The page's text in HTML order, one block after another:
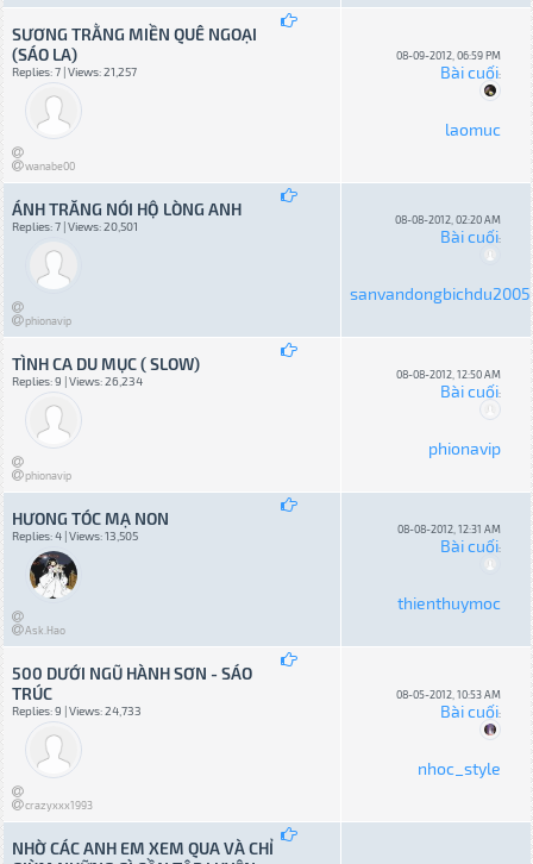
SƯƠNG TRẰNG MIỀN QUÊ NGOẠI
(SÁO LA)
Replies: 7 | Views: 21,257
wanabe00
08-09-2012, 06:59 PM
Bài cuối:
laomuc
ÁNH TRĂNG NÓI HỘ LÒNG ANH
Replies: 7 | Views: 20,501
phionavip
08-08-2012, 02:20 AM
Bài cuối:
sanvandongbichdu2005
TÌNH CA DU MỤC ( SLOW)
Replies: 9 | Views: 26,234
phionavip
08-08-2012, 12:50 AM
Bài cuối:
phionavip
HƯONG TÓC MẠ NON
Replies: 4 | Views: 13,505
Ask.Hao
08-08-2012, 12:31 AM
Bài cuối:
thienthuymoc
500 DƯỚI NGŨ HÀNH SƠN - SÁO
TRÚC
Replies: 9 | Views: 24,733
crazyxxx1993
08-05-2012, 10:53 AM
Bài cuối:
nhoc_style
NHỜ CÁC ANH EM XEM QUA VÀ CHỈ